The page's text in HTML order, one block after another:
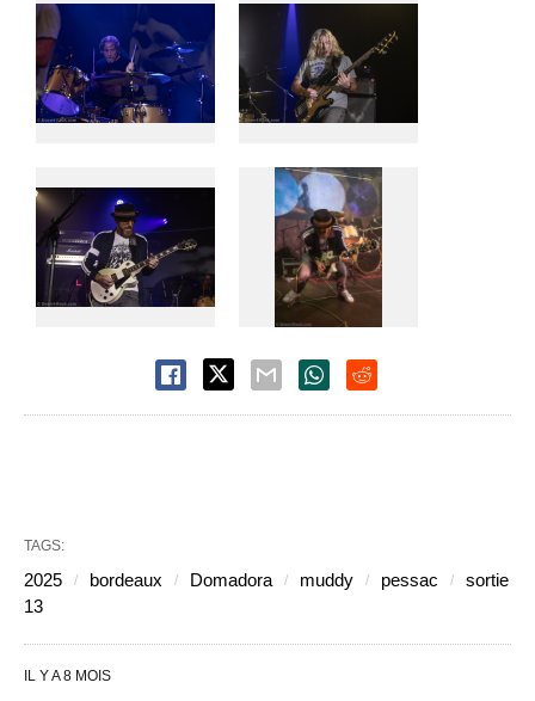
TAGS:
2025 bordeaux Domadora muddy pessac
sortie
13
IL Y A 8 MOIS